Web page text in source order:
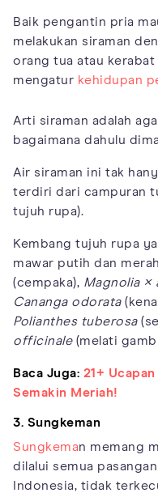
Baik pengantin pria
melakukan siraman
orang tua atau
mengatur kehidupan
Arti siraman adalah
bagaimana dahulu
Air siraman ini tak
terdiri dari campuran
tujuh rupa).
Kembang tujuh rupa
mawar putih dan
(cempaka), Magnolia ×
Cananga odorata
Polianthes tuberosa
officinale(melati
Baca Juga: 21+
Semakin Meriah!
3. Sungkeman
Sungkeman memang
dilalui semua
Indonesia, tidak